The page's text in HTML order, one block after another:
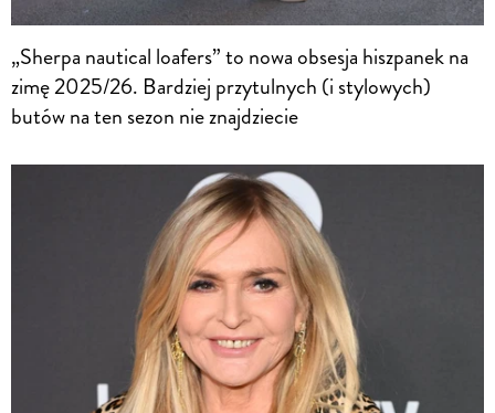
„Sherpa nautical loafers” to nowa obsesja hiszpanek na
zimę 2025/26. Bardziej przytulnych (i stylowych)
butów na ten sezon nie znajdziecie